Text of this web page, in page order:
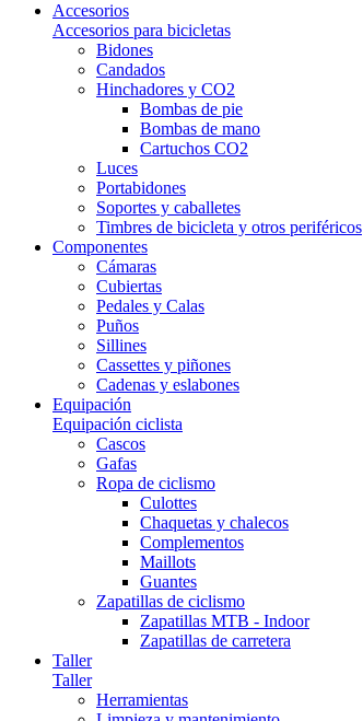
Accesorios
Accesorios para bicicletas
Bidones
Candados
Hinchadores y CO2
Bombas de pie
Bombas de mano
Cartuchos CO2
Luces
Portabidones
Soportes y caballetes
Timbres de bicicleta y otros periféricos
Componentes
Cámaras
Cubiertas
Pedales y Calas
Puños
Sillines
Cassettes y piñones
Cadenas y eslabones
Equipación
Equipación ciclista
Cascos
Gafas
Ropa de ciclismo
Culottes
Chaquetas y chalecos
Complementos
Maillots
Guantes
Zapatillas de ciclismo
Zapatillas MTB - Indoor
Zapatillas de carretera
Taller
Taller
Herramientas